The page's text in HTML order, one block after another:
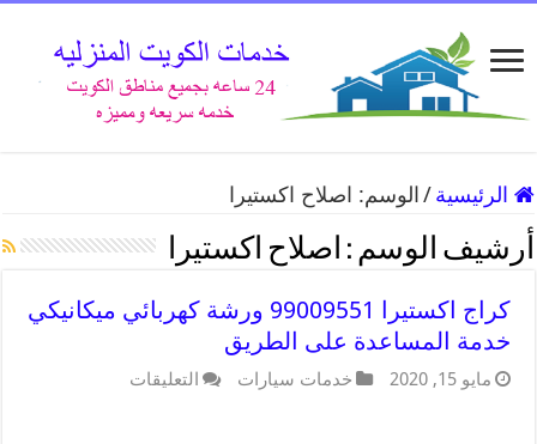
الرئيسية / الوسم: اصلاح اكستيرا
أرشيف الوسم : اصلاح اكستيرا
كراج اكستيرا 99009551 ورشة كهربائي ميكانيكي
خدمة المساعدة على الطريق
مايو 15, 2020 خدمات سيارات التعليقات